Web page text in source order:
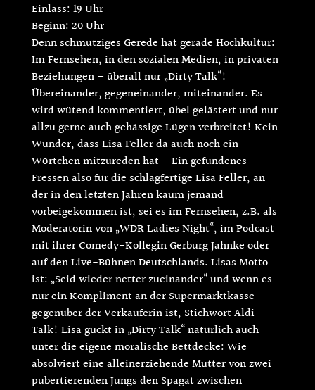
Einlass: 19 Uhr
Beginn: 20 Uhr
Denn schmutziges Gerede hat gerade Hochkultur:
Im Fernsehen, in den sozialen Medien, in privaten
Beziehungen – überall nur „Dirty Talk“!
Übereinander, gegeneinander, miteinander. Es
wird wütend kommentiert, übel gelästert und nur
allzu gerne auch gehässige Lügen verbreitet! Kein
Wunder, dass Lisa Feller da auch noch ein
Wörtchen mitzureden hat – Ein gefundenes
Fressen also für die schlagfertige Lisa Feller, an
der in den letzten Jahren kaum jemand
vorbeigekommen ist, sei es im Fernsehen, z.B. als
Moderatorin von „WDR Ladies Night“, im Podcast
mit ihrer Comedy-Kollegin Gerburg Jahnke oder
auf den Live-Bühnen Deutschlands. Lisas Motto
ist: „Seid wieder netter zueinander“ und wenn es
nur ein Kompliment an der Supermarktkasse
gegenüber der Verkäuferin ist, Stichwort Aldi-
Talk! Lisa guckt in „Dirty Talk“ natürlich auch
unter die eigene moralische Bettdecke: Wie
absolviert eine alleinerziehende Mutter von zwei
pubertierenden Jungs den Spagat zwischen